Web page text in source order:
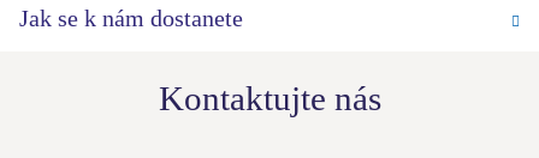
Jak se k nám dostanete
Kontaktujte nás